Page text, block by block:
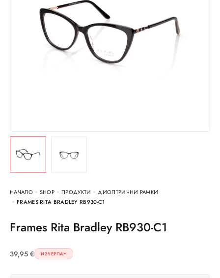
НАЧАЛО SHOP ПРОДУКТИ
ДИОПТРИЧНИ РАМКИ
FRAMES RITA BRADLEY RB930-C1
Frames Rita Bradley RB930-C1
39,95 € ИЗЧЕРПАН